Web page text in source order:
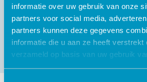
informatie over uw gebruik van onze
partners voor social media,
partners kunnen deze gegevens
informatie die u aan ze heeft verstrekt
verzameld op basis van uw gebruik
Lees